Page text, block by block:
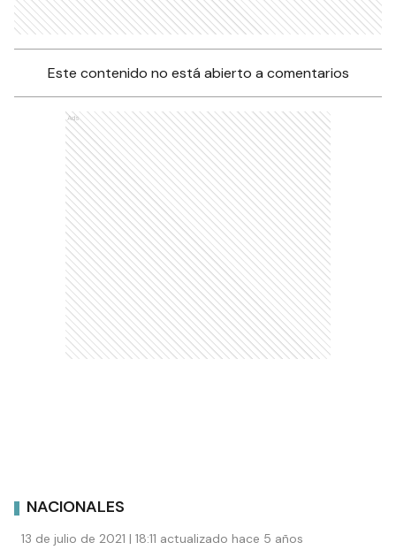
Este contenido no está abierto a comentarios
Ads
NACIONALES
13 de julio de 2021 | 18:11 actualizado hace 5 años